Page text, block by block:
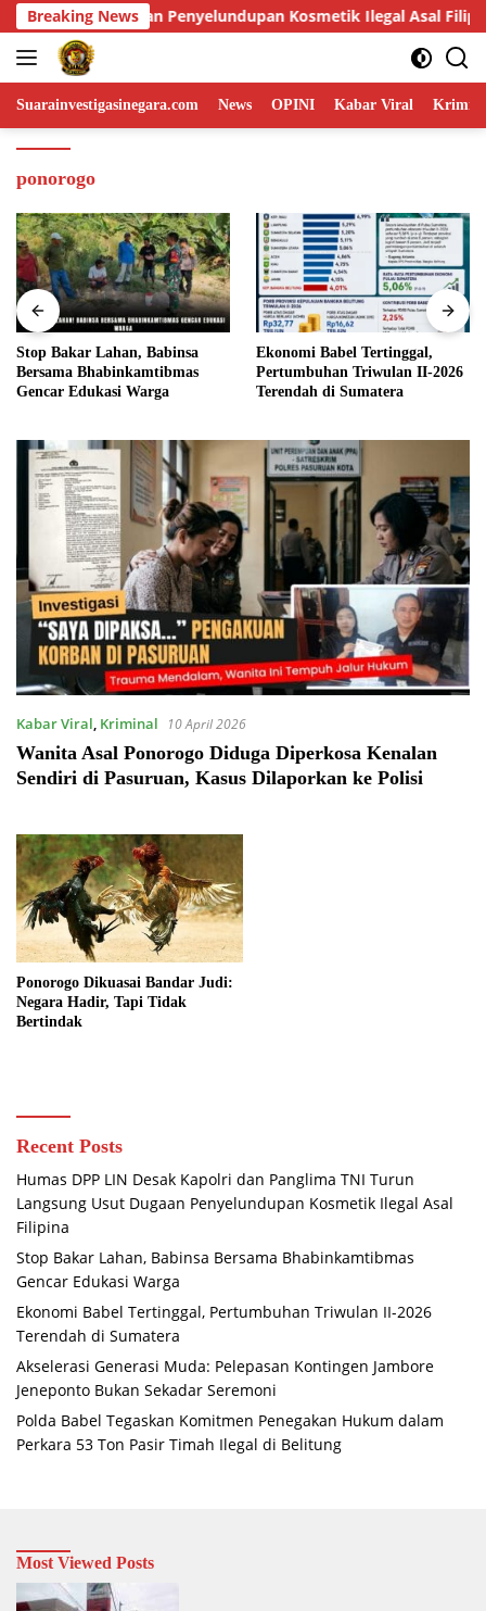
Skip
to
content
Breaking News
Kosmetik Ilegal Asal Filipina Stop Bakar Lahan,
Suarainvestigasinegara.com News OPINI Kabar Viral
ponorogo
Stop Bakar Lahan, Babinsa
Bersama Bhabinkamtibmas
Gencar Edukasi Warga
Ekonomi Babel Tertinggal,
Pertumbuhan Triwulan II-2026
Terendah di Sumatera
Kabar Viral, Kriminal 10 April 2026
Wanita Asal Ponorogo Diduga Diperkosa Kenalan
Sendiri di Pasuruan, Kasus Dilaporkan ke Polisi
Ponorogo Dikuasai Bandar Judi:
Negara Hadir, Tapi Tidak
Bertindak
Recent Posts
Humas DPP LIN Desak Kapolri dan Panglima TNI Turun
Langsung Usut Dugaan Penyelundupan Kosmetik Ilegal Asal
Filipina
Stop Bakar Lahan, Babinsa Bersama Bhabinkamtibmas
Gencar Edukasi Warga
Ekonomi Babel Tertinggal, Pertumbuhan Triwulan II-2026
Terendah di Sumatera
Akselerasi Generasi Muda: Pelepasan Kontingen Jambore
Jeneponto Bukan Sekadar Seremoni
Polda Babel Tegaskan Komitmen Penegakan Hukum dalam
Perkara 53 Ton Pasir Timah Ilegal di Belitung
Most Viewed Posts